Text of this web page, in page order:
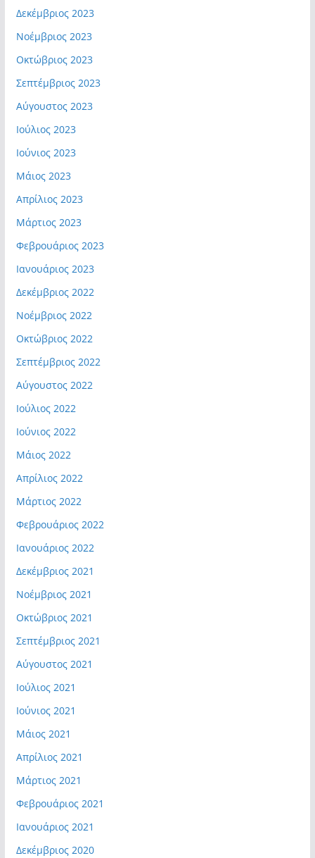
Δεκέμβριος 2023
Νοέμβριος 2023
Οκτώβριος 2023
Σεπτέμβριος 2023
Αύγουστος 2023
Ιούλιος 2023
Ιούνιος 2023
Μάιος 2023
Απρίλιος 2023
Μάρτιος 2023
Φεβρουάριος 2023
Ιανουάριος 2023
Δεκέμβριος 2022
Νοέμβριος 2022
Οκτώβριος 2022
Σεπτέμβριος 2022
Αύγουστος 2022
Ιούλιος 2022
Ιούνιος 2022
Μάιος 2022
Απρίλιος 2022
Μάρτιος 2022
Φεβρουάριος 2022
Ιανουάριος 2022
Δεκέμβριος 2021
Νοέμβριος 2021
Οκτώβριος 2021
Σεπτέμβριος 2021
Αύγουστος 2021
Ιούλιος 2021
Ιούνιος 2021
Μάιος 2021
Απρίλιος 2021
Μάρτιος 2021
Φεβρουάριος 2021
Ιανουάριος 2021
Δεκέμβριος 2020